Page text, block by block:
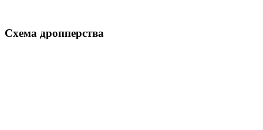
Схема дропперства